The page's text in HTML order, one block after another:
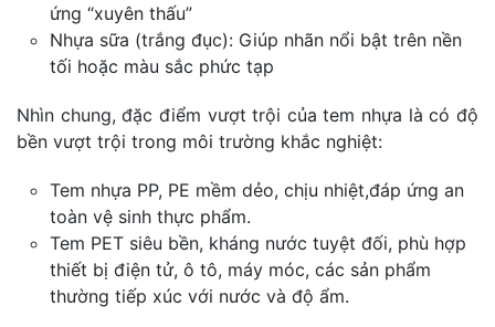
ứng “xuyên thấu”
Nhựa sữa (trắng đục): Giúp nhãn nổi bật trên nền
tối hoặc màu sắc phức tạp
Nhìn chung, đặc điểm vượt trội của tem nhựa là có độ
bền vượt trội trong môi trường khắc nghiệt:
Tem nhựa PP, PE mềm dẻo, chịu nhiệt,đáp ứng an
toàn vệ sinh thực phẩm.
Tem PET siêu bền, kháng nước tuyệt đối, phù hợp
thiết bị điện tử, ô tô, máy móc, các sản phẩm
thường tiếp xúc với nước và độ ẩm.